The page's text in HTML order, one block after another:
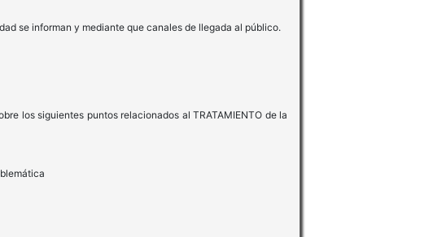
se informan y mediante que canales de llegada al público.
los siguientes puntos relacionados al TRATAMIENTO de la